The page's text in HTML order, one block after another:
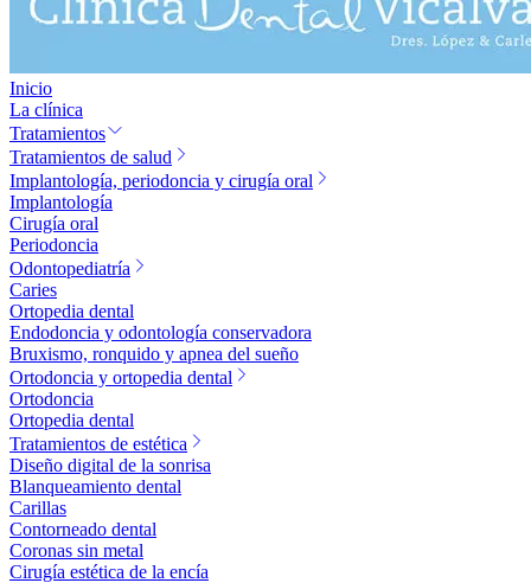
Inicio
La clínica
Tratamientos
Tratamientos de salud
Implantología, periodoncia y cirugía oral
Implantología
Cirugía oral
Periodoncia
Odontopediatría
Caries
Ortopedia dental
Endodoncia y odontología conservadora
Bruxismo, ronquido y apnea del sueño
Ortodoncia y ortopedia dental
Ortodoncia
Ortopedia dental
Tratamientos de estética
Diseño digital de la sonrisa
Blanqueamiento dental
Carillas
Contorneado dental
Coronas sin metal
Cirugía estética de la encía